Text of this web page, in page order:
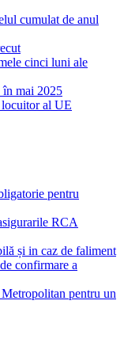
cumulat de anul
cinci luni ale
în mai 2025
al UE
pentru
RCA
și in caz de faliment
confirmare a
pentru un